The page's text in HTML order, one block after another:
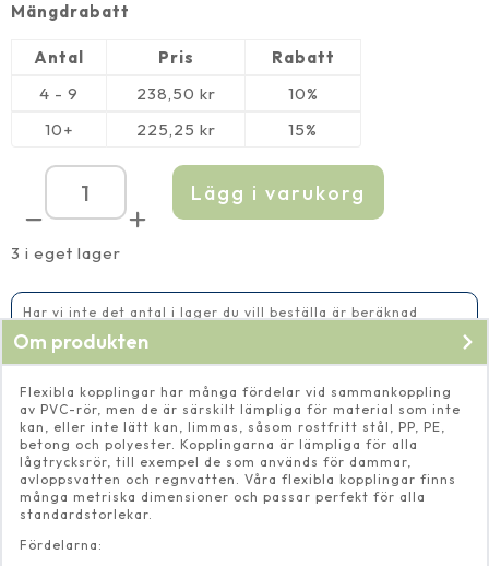
Mängdrabatt
Antal Pris
Rabatt
4 - 9
238,50 kr
10%
10+
225,25 kr 15%
3 i eget lager
Flexibel
böj
75
mm
Lägg i varukorg
Har vi inte det antal i lager du vill beställa är beräknad
Om produkten
Flexibla kopplingar har många fördelar vid sammankoppling
av PVC-rör, men de är särskilt lämpliga för material som inte
kan, eller inte lätt kan, limmas, såsom rostfritt stål, PP, PE,
betong och polyester. Kopplingarna är lämpliga för alla
lågtrycksrör, till exempel de som används för dammar,
avloppsvatten och regnvatten. Våra flexibla kopplingar finns
många metriska dimensioner och passar perfekt för alla
standardstorlekar.
Fördelarna: